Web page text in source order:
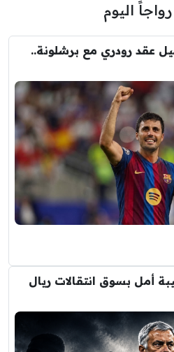
رواجاً اليوم
عقد رودري مع برشلونة..
أمل بسوق انتقالات ريال